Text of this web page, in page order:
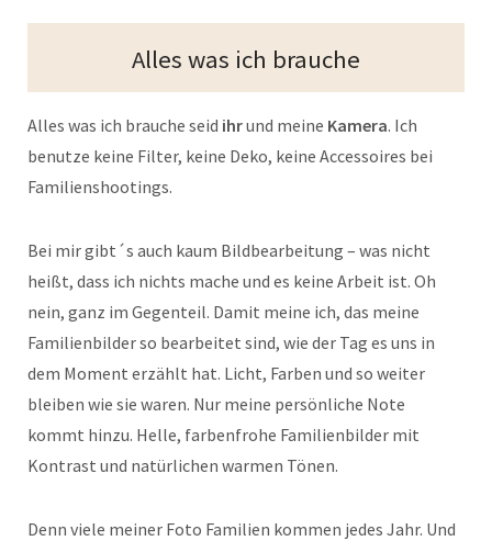
Alles was ich brauche
Alles was ich brauche seid ihrund meine Kamera. Ich
benutze keine Filter, keine Deko, keine Accessoires bei
Familienshootings.
Bei mir gibt´s auch kaum Bildbearbeitung – was nicht
heißt, dass ich nichts mache und es keine Arbeit ist. Oh
nein, ganz im Gegenteil. Damit meine ich, das meine
Familienbilder so bearbeitet sind, wie der Tag es uns in
dem Moment erzählt hat. Licht, Farben und so weiter
bleiben wie sie waren. Nur meine persönliche Note
kommt hinzu. Helle, farbenfrohe Familienbilder mit
Kontrast und natürlichen warmen Tönen.
Denn viele meiner Foto Familien kommen jedes Jahr. Und